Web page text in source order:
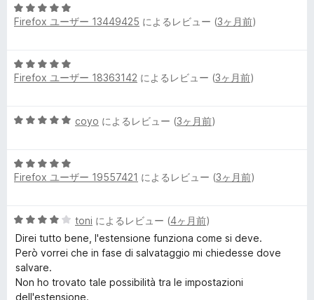
価
中
5
価
5
段
5
の
Firefox ユーザー 13449425 によるレビュー (3ヶ月前)
5
段
5
価
Firefox ユーザー 18363142 によるレビュー (3ヶ月前)
5
中
5
価
coyo によるレビュー (3ヶ月前)
5
段
5
の
評
価
Firefox ユーザー 19557421 によるレビュー (3ヶ月前)
5
段
階
中
4
の
toni によるレビュー (4ヶ月前)
Direi tutto bene, l'estensione funziona come si deve.
Però vorrei che in fase di salvataggio mi chiedesse dove
salvare.
Non ho trovato tale possibilità tra le impostazioni
dell'estensione.